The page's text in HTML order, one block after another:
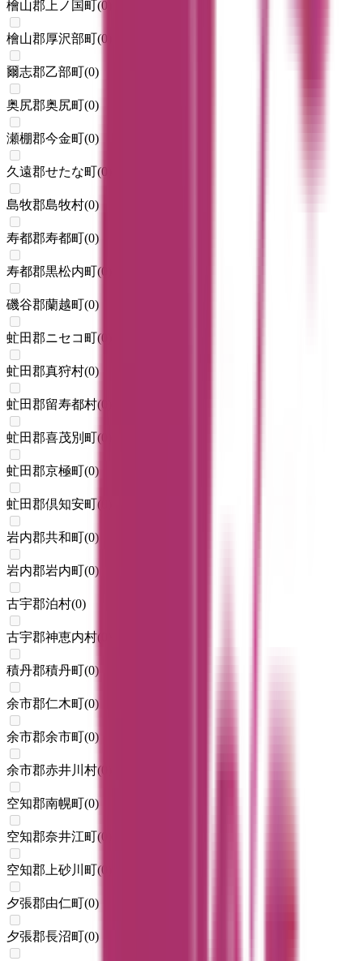
檜山郡上ノ国町(0
檜山郡厚沢部町(0
爾志郡乙部町(0)
奥尻郡奥尻町(0)
瀬棚郡今金町(0)
久遠郡せたな町(0
島牧郡島牧村(0)
寿都郡寿都町(0)
寿都郡黒松内町(0
磯谷郡蘭越町(0)
虻田郡ニセコ町(0
虻田郡真狩村(0)
虻田郡留寿都村(0
虻田郡喜茂別町(0
虻田郡京極町(0)
虻田郡倶知安町(
岩内郡共和町(0)
岩内郡岩内町(0)
古宇郡泊村(0)
古宇郡神恵内村(
積丹郡積丹町(0)
余市郡仁木町(0)
余市郡余市町(0)
余市郡赤井川村(0
空知郡南幌町(0)
空知郡奈井江町(0
空知郡上砂川町(0
夕張郡由仁町(0)
夕張郡長沼町(0)